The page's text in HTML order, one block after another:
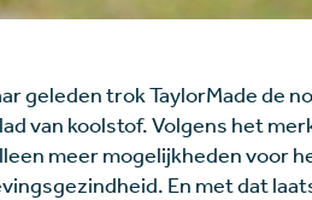
geleden trok TaylorMade de
van koolstof. Volgens het
meer mogelijkheden voor
En met dat